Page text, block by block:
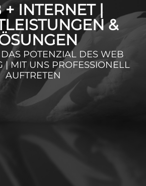
INTERNET |
&
POTENZIAL DES WEB
| MIT UNS PROFESSIONELL
AUFTRETEN